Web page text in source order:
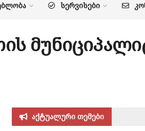
ᲡᲔᲠᲕᲘᲡᲔᲑᲘ
აქტუალური თემები